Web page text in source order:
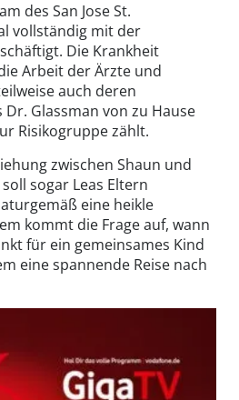
des San Jose St.
vollständig mit der
Die Krankheit
Arbeit der Ärzte und
auch deren
Dr. Glassman von zu Hause
Risikogruppe zählt.
zwischen Shaun und
sogar Leas Eltern
eine heikle
kommt die Frage auf, wann
für ein gemeinsames Kind
eine spannende Reise nach